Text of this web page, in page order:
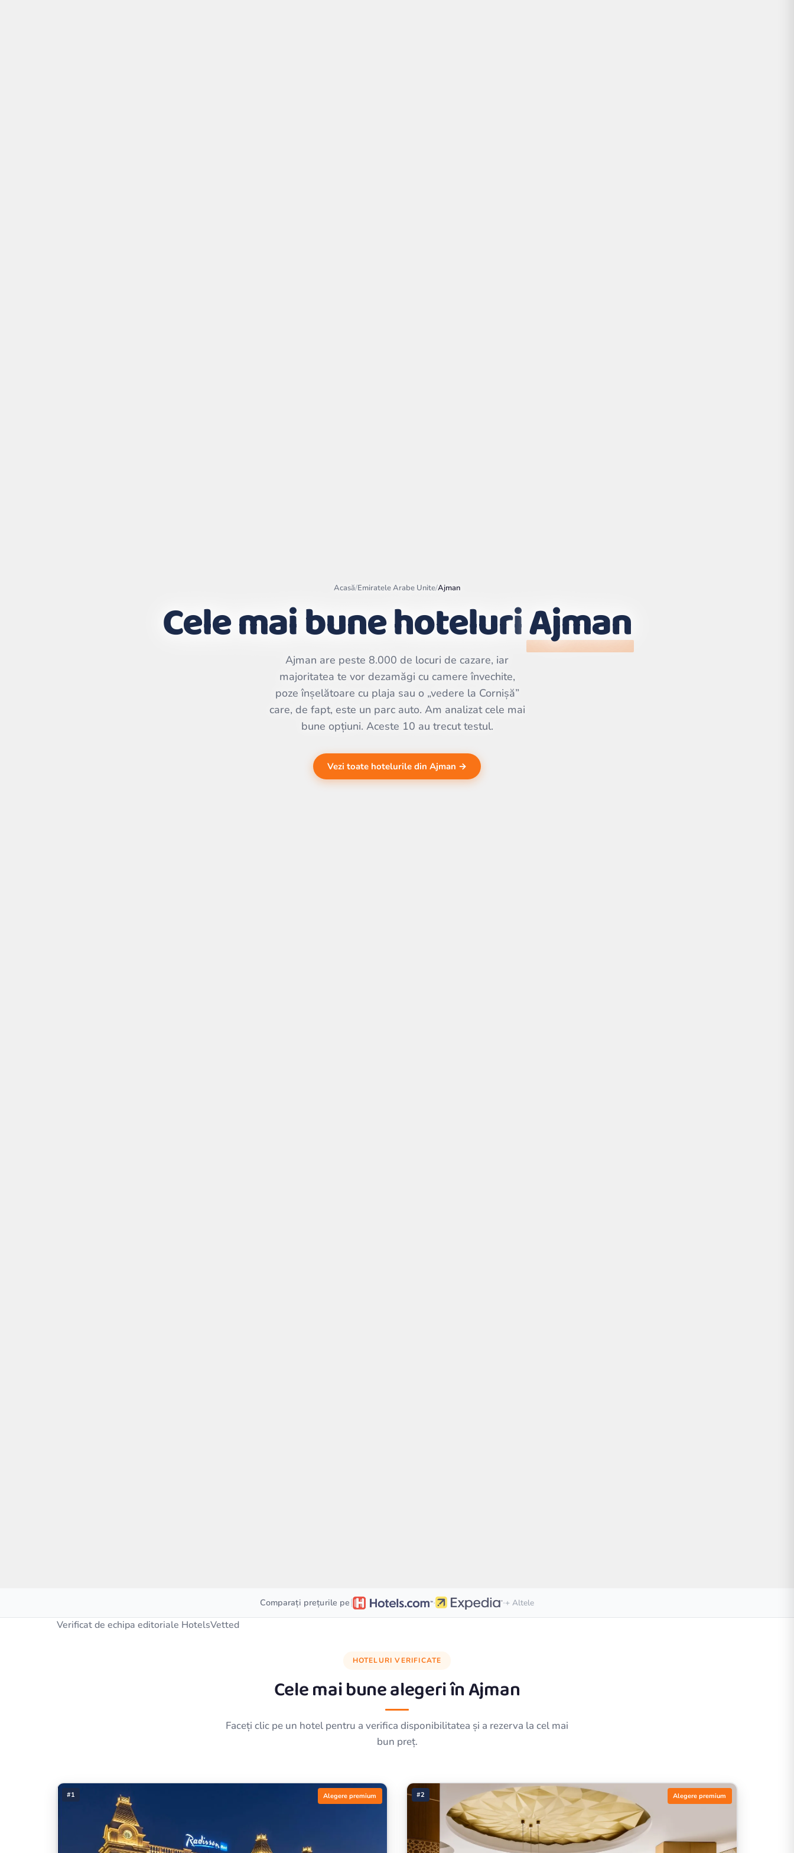
CARTO
Acasă/Emiratele Arabe Unite/Ajman
Cele mai bune hoteluriAjman
Ajman are peste 8.000 de locuri de cazare, iar
majoritatea te vor dezamăgi cu camere învechite,
poze înșelătoare cu plaja sau o „vedere la Cornișă”
care, de fapt, este un parc auto. Am analizat cele mai
bune opțiuni. Aceste 10 au trecut testul.
Vezi toate hotelurile din Ajman →
Comparați prețurile pe | · ·+ Altele
Verificat de echipa editoriale HotelsVetted
HOTELURI VERIFICATE
Cele mai bune alegeri înAjman
Faceți clic pe un hotel pentru a verifica disponibilitatea și a rezerva la cel mai
bun preț.
#1 Alegere premium #2 Alegere premium